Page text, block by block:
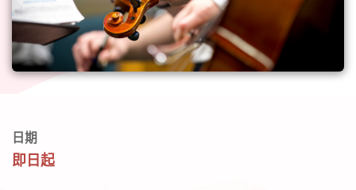
日期
即日起